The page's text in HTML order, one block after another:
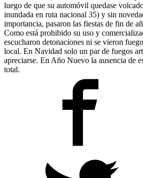
luego de que su automóvil quedase
inundada en ruta nacional 35) y sin
importancia, pasaron las fiestas de fin de
Como está prohibido su uso y
escucharon detonaciones ni se vieron
local. En Navidad solo un par de fuegos
apreciarse. En Año Nuevo la ausencia de
total.